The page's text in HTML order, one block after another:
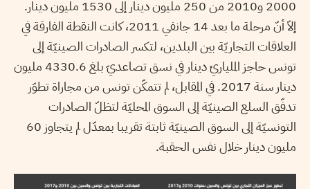
2000 و2010 من 250 مليون دينار إلى 1530 مليون دينار.
إلاّ أنّ مرحلة ما بعد 14 جانفي 2011، كانت النقطة الفارقة في
العلاقات التجاريّة بين البلدين، لتكسر الصادرات الصينيّة إلى
تونس حاجز الملياريْ دينار في نسق تصاعديّ بلغ 4330.6 مليون
دينار سنة 2017. في المقابل، لم تتمكّن تونس من مجاراة تطوّر
تدفّق السلع الصينيّة إلى السوق المحليّة لتظلّ الصادرات
التونسيّة إلى السوق الصينيّة ثابتة تقريبا بمعدّل لم يتجاوز 60
مليون دينار خلال نفس الحقبة.